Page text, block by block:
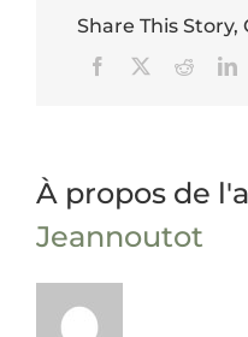
Share This
Facebook Reddit
À propos de
Jeannoutot